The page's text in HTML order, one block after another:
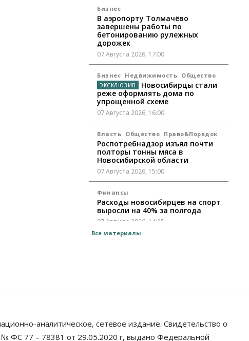
Бизнес
В аэропорту Толмачёво
завершены работы по
бетонированию рулежных
дорожек
07 Августа 2026, 17:00
Бизнес Недвижимость Общество
Новосибирцы стали
реже оформлять дома по
упрощенной схеме
07 Августа 2026, 16:00
Власть Общество Право&Порядок
Роспотребнадзор изъял почти
полторы тонны мяса в
Новосибирской области
07 Августа 2026, 15:00
Финансы
Расходы новосибирцев на спорт
выросли на 40% за полгода
07 Августа 2026, 14:35
07 Августа 2026, 13:55
Все материалы
аналитическое, сетевое издание. Свидетельство о
ФС 77 – 78381 от 29.05.2020 г, выдано Федеральной